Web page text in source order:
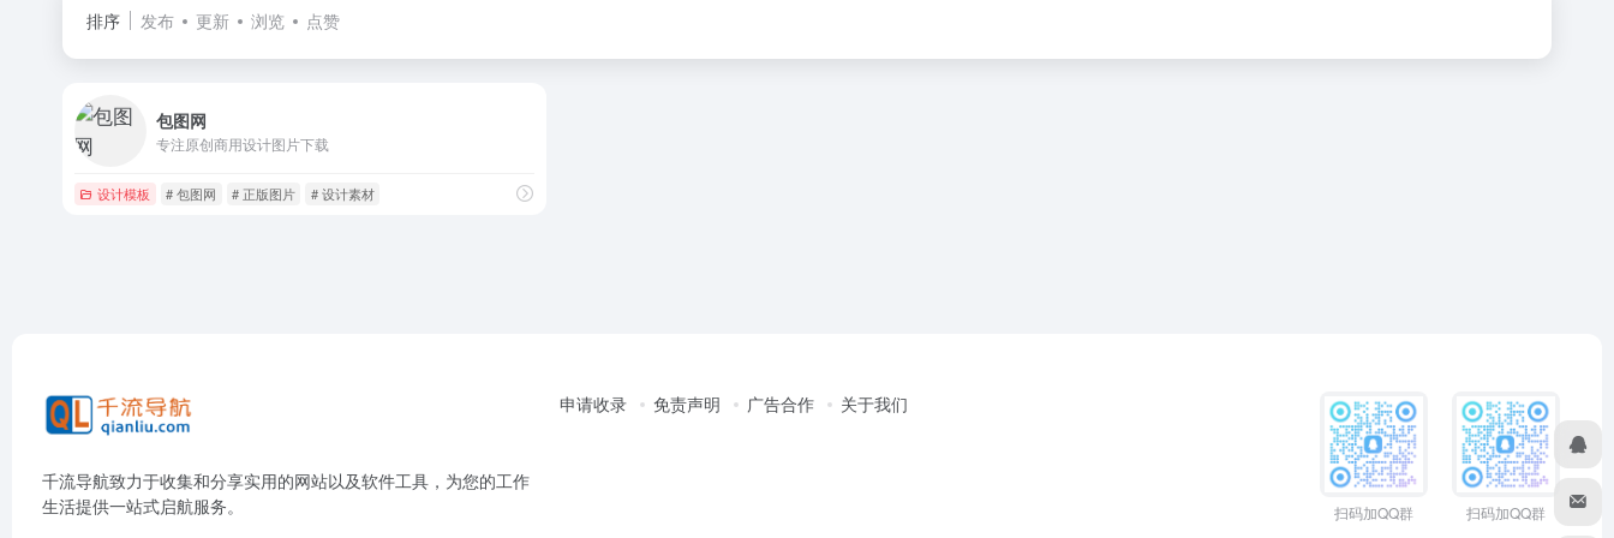
排序 发布 更新 浏览 点赞
包图网
专注原创商用设计图片下载
设计模板 # 包图网 # 正版图片 # 设计素材
千流导航致力于收集和分享实用的网站以及软件工具，为您的工作
生活提供一站式启航服务。
申请收录 免责声明 广告合作 关于我们
扫码加QQ群 扫码加QQ群